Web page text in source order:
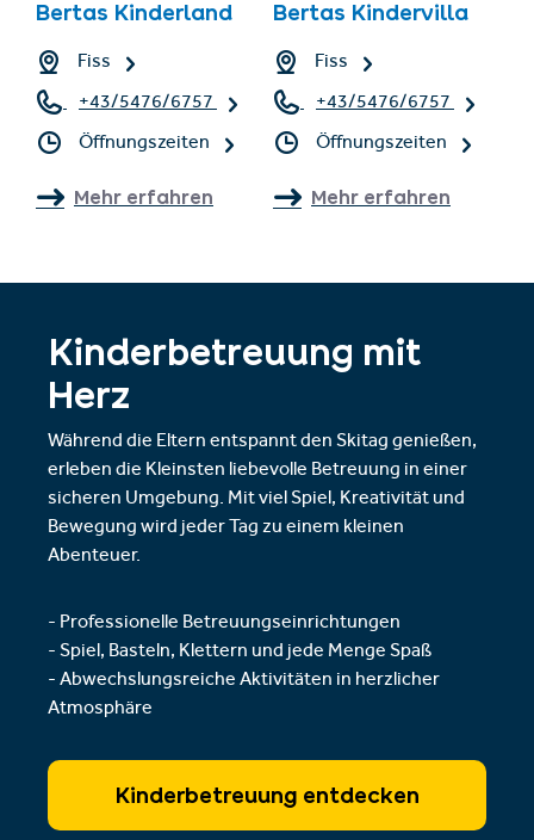
Bertas Kinderland
Fiss
+43/5476/6757
Öffnungszeiten
Mehr erfahren
Bertas Kindervilla
Fiss
+43/5476/6757
Öffnungszeiten
Mehr erfahren
Kinderbetreuung mit
Herz
Während die Eltern entspannt den Skitag genießen,
erleben die Kleinsten liebevolle Betreuung in einer
sicheren Umgebung. Mit viel Spiel, Kreativität und
Bewegung wird jeder Tag zu einem kleinen
Abenteuer.
- Professionelle Betreuungseinrichtungen
- Spiel, Basteln, Klettern und jede Menge Spaß
- Abwechslungsreiche Aktivitäten in herzlicher
Atmosphäre
Kinderbetreuung entdecken